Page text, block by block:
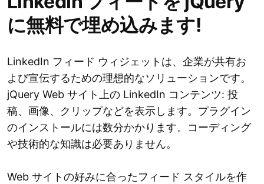
に無料で埋め込みます!
LinkedIn フィード ウィジェットは、企業が共有お
よび宣伝するための理想的なソリューションです。
jQuery Web サイト上の LinkedIn コンテンツ: 投
稿、画像、クリップなどを表示します。プラグイン
のインストールには数分かかります。コーディング
や技術的な知識は必要ありません。
Web サイトの好みに合ったフィード スタイルを作